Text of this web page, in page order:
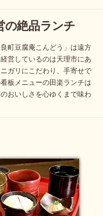
絶品ランチ
町豆腐庵こんどう」は遠方
営しているのは天理市にあ
ガリにこだわり、手寄せで
板メニューの田楽ランチは
おいしさを心ゆくまで味わ